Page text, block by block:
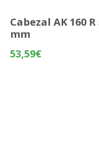
Cabezal AK 160 R
mm
53,59€